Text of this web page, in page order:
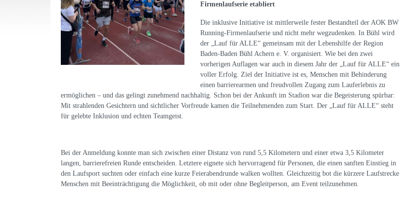
Firmenlaufserie etabliert
Die inklusive Initiative ist mittlerweile fester Bestandteil der AOK BW
Running-Firmenlaufserie und nicht mehr wegzudenken. In Bühl wird
der „Lauf für ALLE“ gemeinsam mit der Lebenshilfe der Region
Baden-Baden Bühl Achern e. V. organisiert. Wie bei den zwei
vorherigen Auflagen war auch in diesem Jahr der „Lauf für ALLE“ ein
voller Erfolg. Ziel der Initiative ist es, Menschen mit Behinderung
einen barrierearmen und freudvollen Zugang zum Lauferlebnis zu
ermöglichen – und das gelingt zunehmend nachhaltig. Schon bei der Ankunft im Stadion war die Begeisterung spürbar:
Mit strahlenden Gesichtern und sichtlicher Vorfreude kamen die Teilnehmenden zum Start. Der „Lauf für ALLE“ steht
für gelebte Inklusion und echten Teamgeist.
Bei der Anmeldung konnte man sich zwischen einer Distanz von rund 5,5 Kilometern und einer etwa 3,5 Kilometer
langen, barrierefreien Runde entscheiden. Letztere eignete sich hervorragend für Personen, die einen sanften Einstieg in
den Laufsport suchten oder einfach eine kurze Feierabendrunde walken wollten. Gleichzeitig bot die kürzere Laufstrecke
Menschen mit Beeinträchtigung die Möglichkeit, ob mit oder ohne Begleitperson, am Event teilzunehmen.